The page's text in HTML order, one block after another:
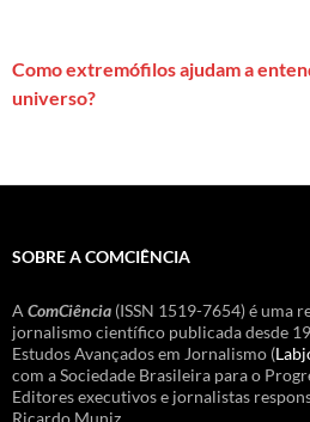
Como extremófilos ajudam a
universo?
SOBRE A COMCIÊNCIA
A ComCiência (ISSN 1519-7654) é uma
jornalismo científico publicada desde
Estudos Avançados em Jornalismo (
com a Sociedade Brasileira para o
Editores executivos e jornalistas
Ricardo Muniz.